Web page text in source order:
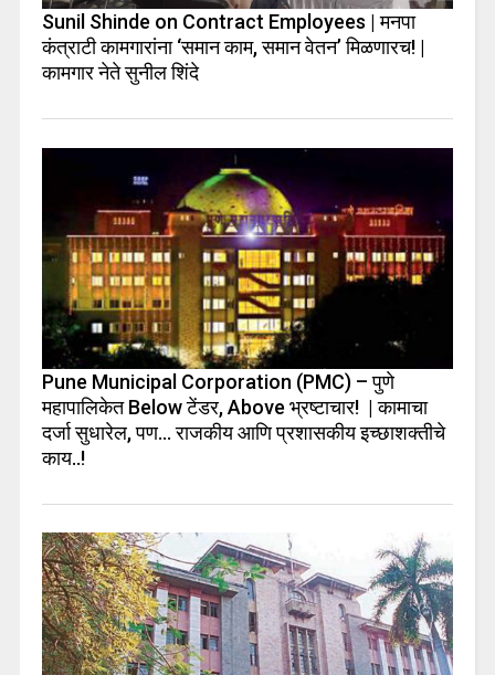
Sunil Shinde on Contract Employees | मनपा
कंत्राटी कामगारांना ‘समान काम, समान वेतन’ मिळणारच! |
कामगार नेते सुनील शिंदे
Pune Municipal Corporation (PMC) – पुणे
महापालिकेत Below टेंडर, Above भ्रष्टाचार! | कामाचा
दर्जा सुधारेल, पण… राजकीय आणि प्रशासकीय इच्छाशक्तीचे
काय..!